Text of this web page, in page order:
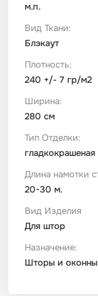
м.п.
Вид Ткани:
Блэкаут
Плотность:
240 +/- 7 гр/м2
Ширина:
280 см
Тип Отделки:
гладкокрашеная
Длина намотки
20-30 м.
Вид Изделия
Для штор
Назначение:
Шторы и